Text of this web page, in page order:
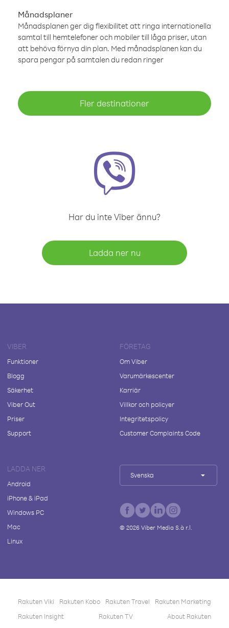
Månadsplaner
Månadsplanen ger dig flexibilitet att ringa internationella
samtal till hemtelefoner och mobiler till låga priser, utan
att behöva förnya din plan. Med månadsplanen kan du
spara pengar på samtalen du redan ringer
Fler destinationer
Har du inte Viber ännu?
Ladda ner nu
VIBER
Funktioner
Blogg
Säkerhet
Viber Out
Priser
Support
FÖRETAG
Om Viber
Varumärkescenter
Karriär
Villkor och policyer
Integritetspolicy
Customer Complaints Code
LADDA NER
Android
iPhone & iPad
Windows PC
Mac
Linux
Svenska
© 2026Viber Media S.à r.l.
Rakuten Viki Rakuten Kobo Rakuten Travel
Rakuten Marketing
Rakuten Insight
Rakuten TV About Rakuten